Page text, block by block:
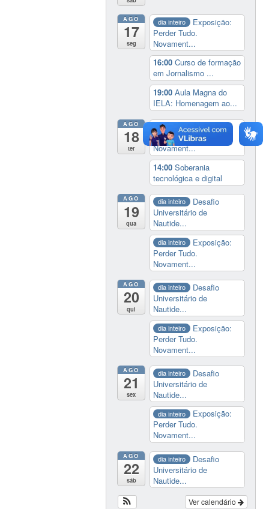
AGO
17
seg
dia inteiro
Exposição:
Perder Tudo.
Novament...
16:00Curso de formação
em Jornalismo ...
19:00Aula Magna do
IELA: Homenagem ao...
AGO
18
ter
dia inteiro
Exposição:
Perder Tudo.
Novament...
14:00Soberania
tecnológica e digital
AGO
19
qua
dia inteiro
Desafio
Universitário de
Nautide...
dia inteiro
Exposição:
Perder Tudo.
Novament...
AGO
20
qui
dia inteiro
Desafio
Universitário de
Nautide...
dia inteiro
Exposição:
Perder Tudo.
Novament...
AGO
21
sex
dia inteiro
Desafio
Universitário de
Nautide...
dia inteiro
Exposição:
Perder Tudo.
Novament...
AGO
22
sáb
dia inteiro
Desafio
Universitário de
Nautide...
Ver calendário